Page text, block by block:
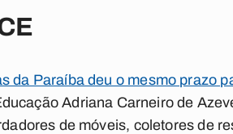
da Paraíba deu o mesmo prazo
Adriana Carneiro de
de móveis, coletores de